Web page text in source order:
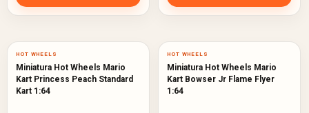
HOT WHEELS
Miniatura Hot Wheels Mario
Kart Princess Peach Standard
Kart 1:64
HOT WHEELS
Miniatura Hot Wheels Mario
Kart Bowser Jr Flame Flyer
1:64